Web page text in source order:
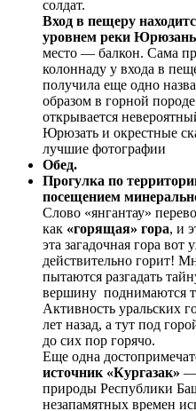
солдат.
Вход в пещеру
уровнем реки
место — балкон. Сама
колоннаду у входа в
получила еще одно
образом в горной
открывается
Юрюзать и окрестные
лучшие фотографии
Обед.
Прогулка по
посещением
Слово «янгантау»
как «горящая» гора, и
эта загадочная гора вот
действительно горит!
пытаются разгадать
вершину поднимаются
Активность уральских
лет назад, а тут под
до сих пор горячо.
Еще одна
источник «Кургазак» —
природы Республики
незапамятных времен